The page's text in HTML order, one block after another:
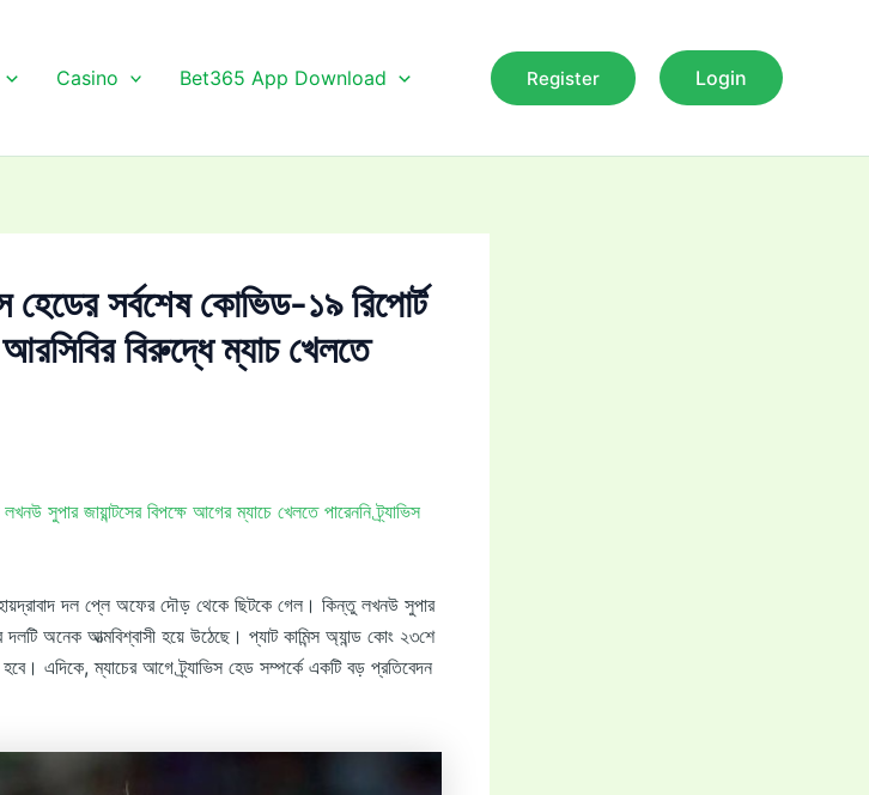
Casino Bet365 App Download Register Login
সর্বশেষ কোভিড-১৯ রিপোর্ট
বিরুদ্ধে ম্যাচ খেলতে
সুপার জায়ান্টসের বিপক্ষে আগের ম্যাচে খেলতে পারেননি ট্র্যাভিস
দল প্লে অফের দৌড় থেকে ছিটকে গেল। কিন্তু লখনউ সুপার
অনেক আত্মবিশ্বাসী হয়ে উঠেছে। প্যাট কামিন্স অ্যান্ড কোং ২৩শে
হবে। এদিকে, ম্যাচের আগে ট্র্যাভিস হেড সম্পর্কে একটি বড় প্রতিবেদন